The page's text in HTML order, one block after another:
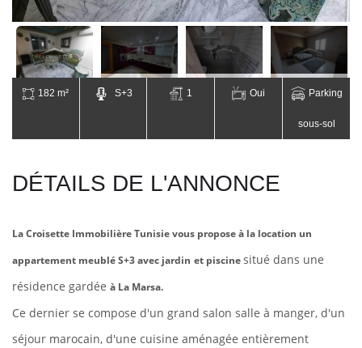
182 m² S+3 1 Oui Parking
sous-sol
DÉTAILS DE L'ANNONCE
La Croisette Immobilière Tunisie vous propose à la location un
appartement meublé S+3 avec jardin et piscinesitué dans une
résidence gardée à La Marsa.
Ce dernier se compose d'un grand salon salle à manger, d'un
séjour marocain, d'une cuisine aménagée entièrement